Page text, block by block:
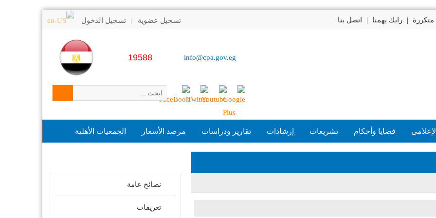
متكررة | رايك يهمنا | اتصل بنا تسجيل عضوية | تسجيل الدخول
19588 info@cpa.gov.eg
قضايا وأحكام تشريعات إرشادات تقارير ودراسات مرصد الأسعار الجمعيات الأهلية
نصائح عامة
تعريفات